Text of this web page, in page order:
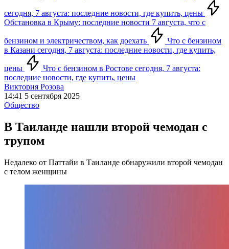
сегодня, 7 августа: последние новости, где купить, цены
Обстановка в Крыму: последние новости 7 августа, что с
бензином и электричеством, как доехать
Что с бензином
в Казани сегодня, 7 августа: последние новости, где купить,
цены
Что с бензином в Ростове сегодня, 7 августа:
последние новости, где купить, цены
Виктория Розова
14:41 5 сентября 2025
Общество
В Таиланде нашли второй чемодан с
трупом
Недалеко от Паттайи в Таиланде обнаружили второй чемодан
с телом женщины